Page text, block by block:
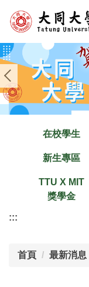
到
要
內
容
區
在校學生
新生專區
TTU X MIT
獎學金
:::
首頁 最新消息